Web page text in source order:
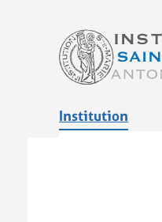
contenu
Institution